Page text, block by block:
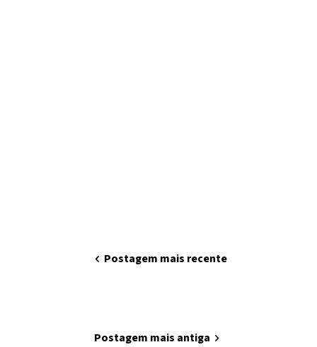
chevron_left Postagem mais recente
Postagem mais antiga chevron_right